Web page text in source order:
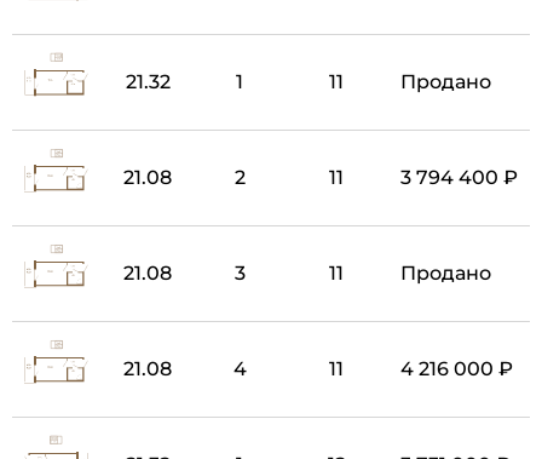
21.32 1 11 Продано
21.08 2 11 3 794 400 ₽
21.08 3 11 Продано
21.08 4 11 4 216 000 ₽